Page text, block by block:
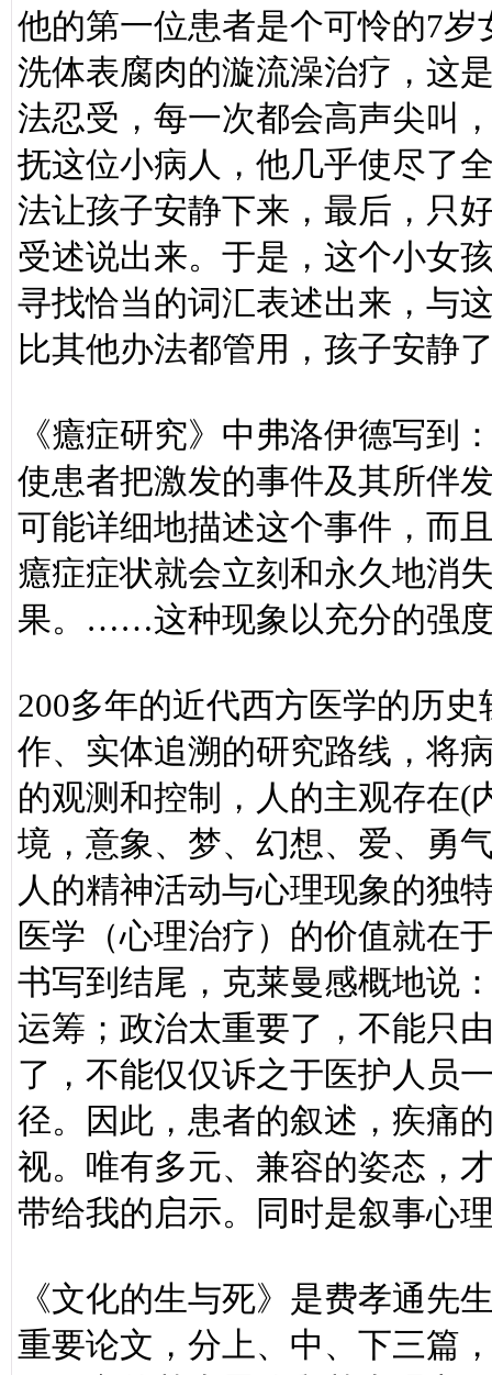
他的第一位患者是个可怜的7
洗体表腐肉的漩流澡治疗，这
法忍受，每一次都会高声尖叫
抚这位小病人，他几乎使尽了
法让孩子安静下来，最后，只
受述说出来。于是，这个小女
寻找恰当的词汇表述出来，与
比其他办法都管用，孩子安静
《癔症研究》中弗洛伊德写到
使患者把激发的事件及其所伴
可能详细地描述这个事件，而
癔症症状就会立刻和永久地消
果。……这种现象以充分的强
200多年的近代西方医学的历
作、实体追溯的研究路线，将
的观测和控制，人的主观存在(
境，意象、梦、幻想、爱、勇
人的精神活动与心理现象的独
医学（心理治疗）的价值就在
书写到结尾，克莱曼感概地说
运筹；政治太重要了，不能只
了，不能仅仅诉之于医护人员
径。因此，患者的叙述，疾痛
视。唯有多元、兼容的姿态，
带给我的启示。同时是叙事心
《文化的生与死》是费孝通先
重要论文，分上、中、下三篇